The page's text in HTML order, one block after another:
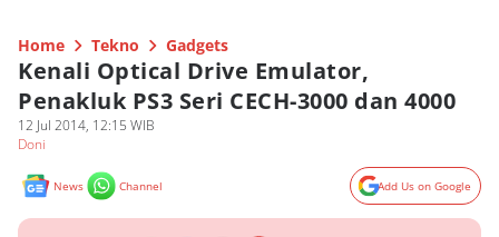
Home Tekno Gadgets
Kenali Optical Drive Emulator,
Penakluk PS3 Seri CECH-3000 dan 4000
12 Jul 2014, 12:15 WIB
Doni
News Channel Add Us on Google